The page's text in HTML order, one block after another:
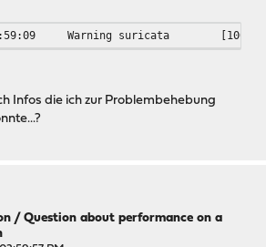
Warning suricata
Infos die ich zur Problembehebung
/Question about performance on a